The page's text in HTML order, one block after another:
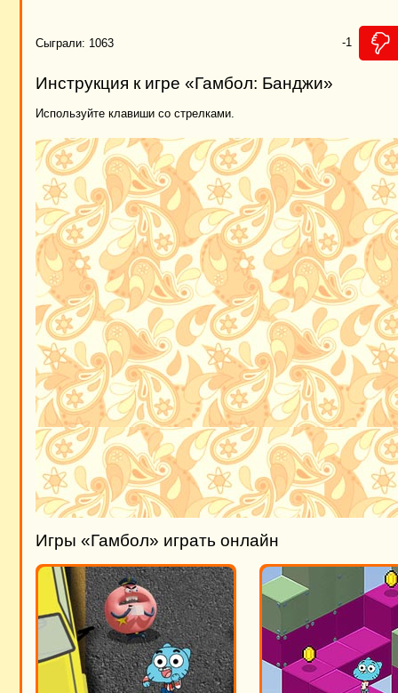
Сыграли: 1063 -1
Инструкция к игре «Гамбол: Банджи»
Используйте клавиши со стрелками.
Игры «Гамбол» играть онлайн